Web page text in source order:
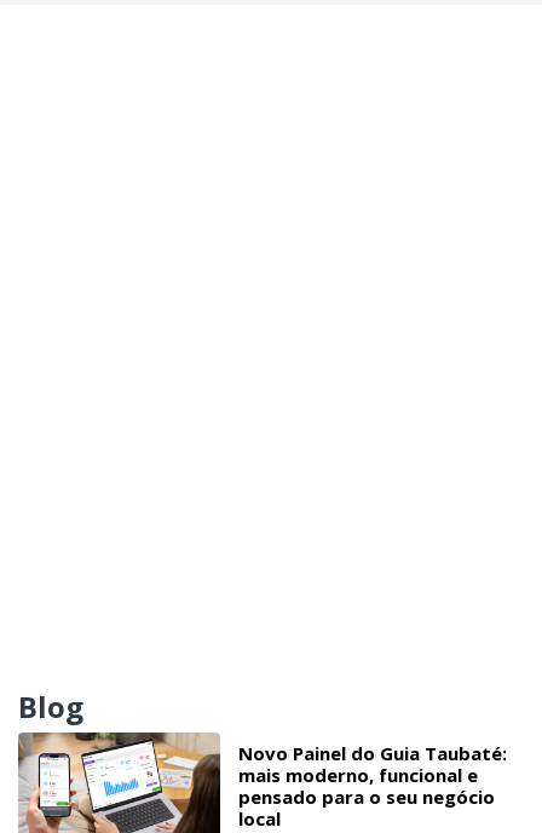
Blog
Novo Painel do Guia Taubaté:
mais moderno, funcional e
pensado para o seu negócio
local